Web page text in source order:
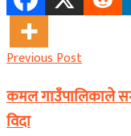
Previous Post
कमल गाउँपालिकाले
विदा